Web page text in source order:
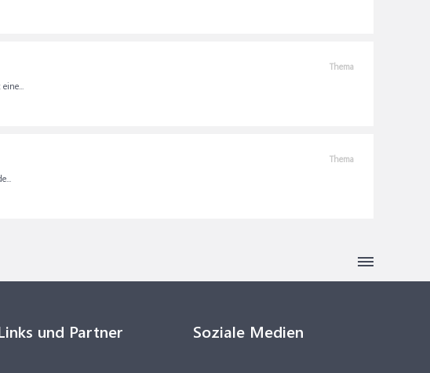
Thema
Thema
und Partner Soziale Medien